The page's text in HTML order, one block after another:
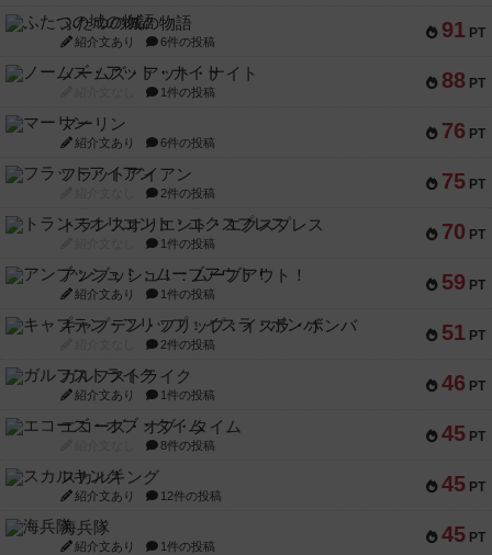
91 PT
ふたつの城の物語
紹介文あり 6件の投稿
88 PT
ノームズ・アット・ナイト
1件の投稿
76 PT
マーリン
紹介文あり 6件の投稿
75 PT
フラットアイアン
2件の投稿
70 PT
トランスオリエント・エクスプレス
1件の投稿
59 PT
アンブッシュ！：ムーブアウト！
紹介文あり 1件の投稿
51 PT
キャプテン・フリップ：イスラ・ボンバ
2件の投稿
46 PT
ガルフストライク
紹介文あり 1件の投稿
45 PT
エコーズ・オブ・タイム
8件の投稿
45 PT
スカルキング
紹介文あり 12件の投稿
45 PT
海兵隊
紹介文あり 1件の投稿